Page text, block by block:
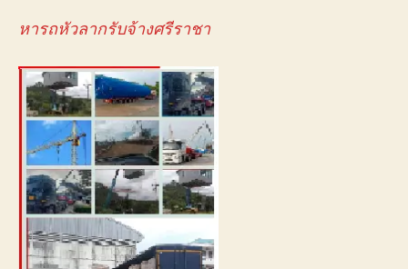
หารถหัวลากรับจ้างศรีราชา